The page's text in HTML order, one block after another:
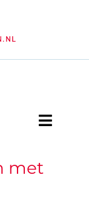
Toggle
met